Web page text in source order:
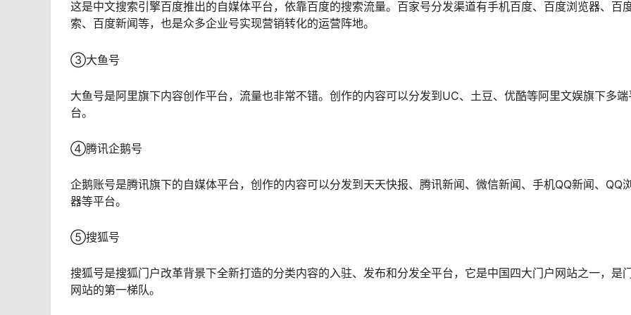
这是中文搜索引擎百度推出的自媒体平台，依靠百度的搜索流量。百家号分发渠道有手机百度、百度浏览器、百
索、百度新闻等，也是众多企业号实现营销转化的运营阵地。
③大鱼号
大鱼号是阿里旗下内容创作平台，流量也非常不错。创作的内容可以分发到UC、土豆、优酷等阿里文娱旗下多端
台。
④腾讯企鹅号
企鹅账号是腾讯旗下的自媒体平台，创作的内容可以分发到天天快报、腾讯新闻、微信新闻、手机QQ新闻、QQ
器等平台。
⑤搜狐号
搜狐号是搜狐门户改革背景下全新打造的分类内容的入驻、发布和分发全平台，它是中国四大门户网站之一，是
网站的第一梯队。